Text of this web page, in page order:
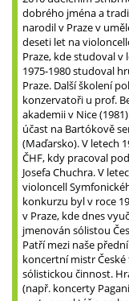
dobrého jména a
narodil v Praze v
deseti let na
Praze, kde studoval v
1975-1980 studoval
Praze. Další školení
konzervatoři u prof.
akademii v Nice
účast na Bartókově
(Maďarsko). V letech
ČHF, kdy pracoval
Josefa Chuchra. V
violoncell
konkurzu byl v roce
v Praze, kde dnes
jmenován sólistou
Patří mezi naše
koncertní mistr
sólistickou činnost.
(např. koncerty